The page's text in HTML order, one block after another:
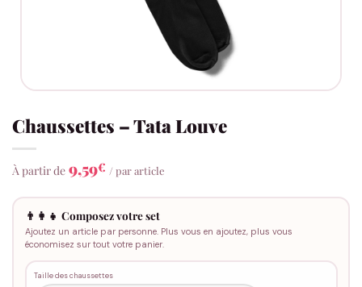
Chaussettes – Tata Louve
À partir de 9,59€ / par article
👨‍👩‍👧 Composez votre set
Ajoutez un article par personne. Plus vous en ajoutez, plus vous
économisez sur tout votre panier.
Taille des chaussettes